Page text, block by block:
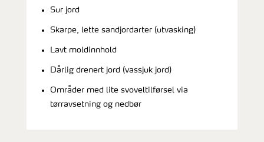
Sur jord
Skarpe, lette sandjordarter (utvasking)
Lavt moldinnhold
Dårlig drenert jord (vassjuk jord)
Områder med lite svoveltilførsel via
tørravsetning og nedbør